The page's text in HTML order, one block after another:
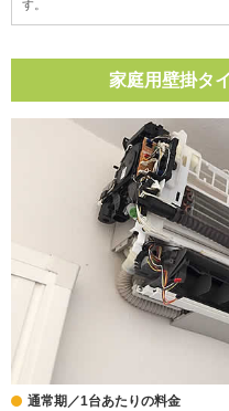
す。
家庭用壁掛タ
通常期／1台あたりの料金